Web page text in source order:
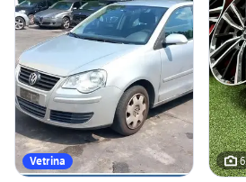
Vetrina 6